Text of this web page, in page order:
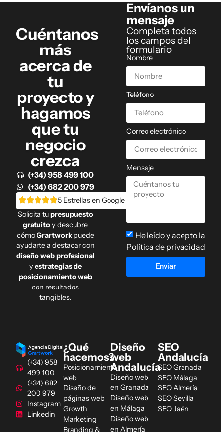
Cuéntanos
más
acerca de
tu
proyecto y
hagamos
que tu
negocio
crezca
(+34) 958 499 100
(+34) 682 200 979
5 Estrellas en Google
Solicita tupresupuesto
gratuitoy descubre
cómoGrartworkpuede
ayudarte a destacar con
diseño web profesional
y estrategias de
posicionamiento web
con resultados
tangibles.
Envíanos un
mensaje
Completa todos
los campos del
formulario
Nombre
Teléfono
Correo electrónico
Mensaje
He leído y acepto la
Política de privacidad
Enviar
(+34) 958
499 100
(+34) 682
200 979
Instagram
Linkedin
¿Qué
hacemos?
Posicionamiento
web
Diseño de
páginas web
Growth
Marketing
Branding &
Diseño
web
Andalucía
Diseño web
en Granada
Diseño web
en Málaga
Diseño web
en Almería
SEO
Andalucía
SEO Granada
SEO Málaga
SEO Almería
SEO Sevilla
SEO Jaén